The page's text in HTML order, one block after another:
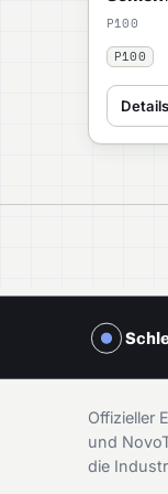
P100
P100
Details
Offizieller
und
die